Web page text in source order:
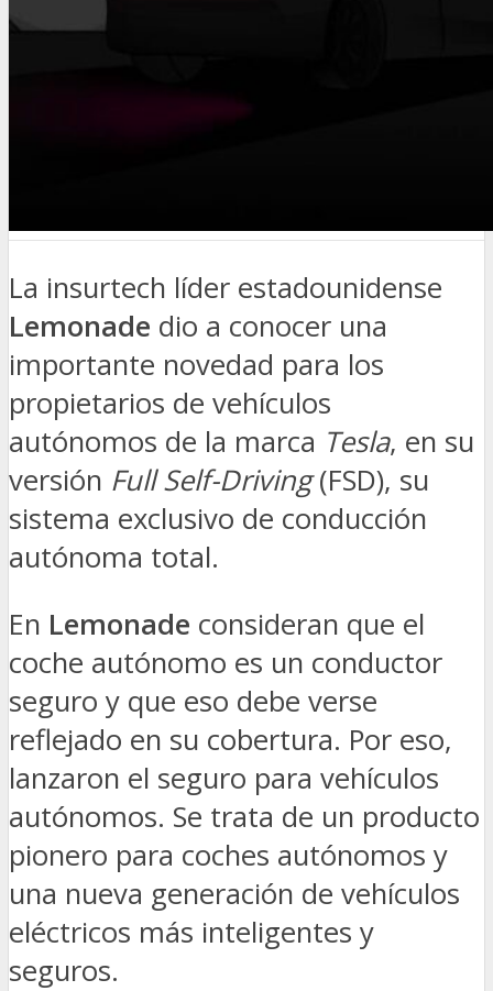
La insurtech líder estadounidense
Lemonade dio a conocer una
importante novedad para los
propietarios de vehículos
autónomos de la marca Tesla, en su
versión Full Self-Driving(FSD), su
sistema exclusivo de conducción
autónoma total.
En Lemonade consideran que el
coche autónomo es un conductor
seguro y que eso debe verse
reflejado en su cobertura. Por eso,
lanzaron el seguro para vehículos
autónomos. Se trata de un producto
pionero para coches autónomos y
una nueva generación de vehículos
eléctricos más inteligentes y
seguros.